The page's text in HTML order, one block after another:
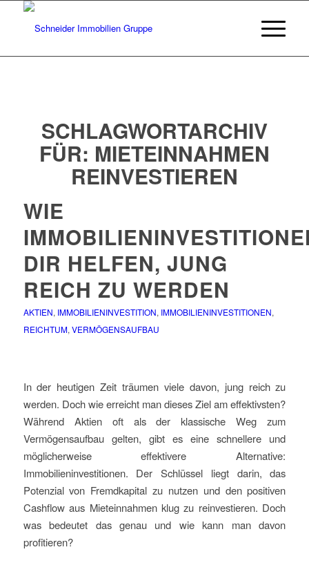
SCHLAGWORTARCHIV
FÜR: MIETEINNAHMEN
REINVESTIEREN
WIE
DIR HELFEN, JUNG
REICH ZU WERDEN
AKTIEN, IMMOBILIENINVESTITION, IMMOBILIENINVESTITIONEN,
REICHTUM, VERMÖGENSAUFBAU
In der heutigen Zeit träumen viele davon, jung reich zu
werden. Doch wie erreicht man dieses Ziel am effektivsten?
Während Aktien oft als der klassische Weg zum
Vermögensaufbau gelten, gibt es eine schnellere und
möglicherweise effektivere Alternative:
Immobilieninvestitionen. Der Schlüssel liegt darin, das
Potenzial von Fremdkapital zu nutzen und den positiven
Cashflow aus Mieteinnahmen klug zu reinvestieren. Doch
was bedeutet das genau und wie kann man davon
profitieren?